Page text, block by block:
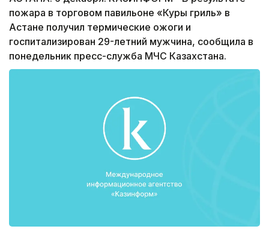
пожара в торговом павильоне «Куры гриль» в
Астане получил термические ожоги и
госпитализирован 29-летний мужчина, сообщила в
понедельник пресс-служба МЧС Казахстана.